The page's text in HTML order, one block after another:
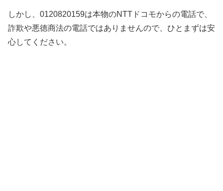
しかし、0120820159は本物のNTTドコモからの電話で、
詐欺や悪徳商法の電話ではありませんので、ひとまずは安
心してください。